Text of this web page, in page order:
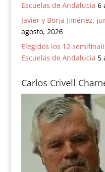
Escuelas de Andalucía 6
Javier y Borja Jiménez,
agosto, 2026
Elegidos los 12
Escuelas de Andalucía 5
Carlos Crivell